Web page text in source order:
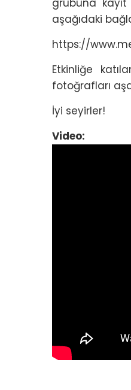
grubuna
aşağıdaki
https://
Etkinliğe
fotoğrafları
İyi seyirler!
Video: